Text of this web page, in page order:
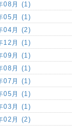
08月 (1)
05月 (1)
04月 (2)
12月 (1)
09月 (1)
08月 (1)
07月 (1)
05月 (1)
03月 (1)
02月 (2)